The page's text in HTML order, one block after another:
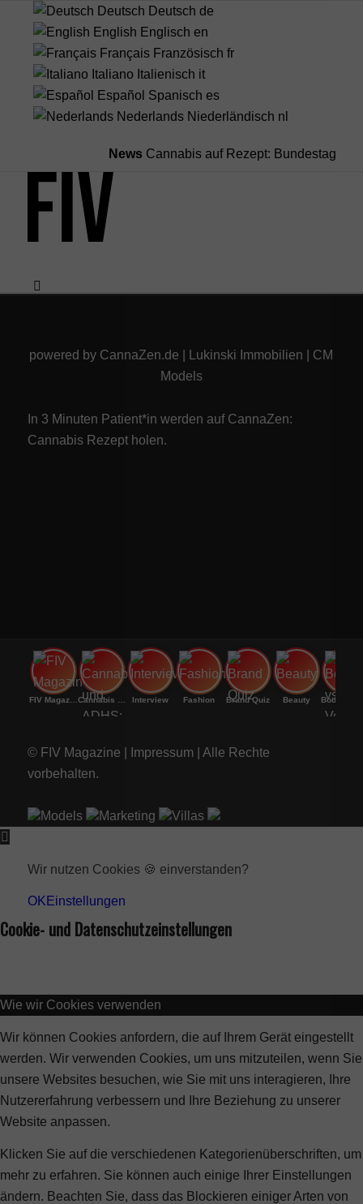
Deutsch Deutsch de
English Englisch en
Français Französisch fr
Italiano Italienisch it
Español Spanisch es
Nederlands Niederländisch nl
News Cannabis auf Rezept: Bundestag
powered by CannaZen.de Lukinski Immobilien
CM
Models
In 3 Minuten Patient*in werden auf CannaZen:
Cannabis Rezeptholen.
FIV Magazine Interview Fashion Brand Quiz Beauty
© FIV Magazine | Impressum | Alle Rechte
vorbehalten.
Models Marketing Villas
Wir nutzen Cookies 🍪 einverstanden?
OK Einstellungen
Cookie- und Datenschutzeinstellungen
Wie wir Cookies verwenden
Wir können Cookies anfordern, die auf Ihrem Gerät eingestellt
werden. Wir verwenden Cookies, um uns mitzuteilen, wenn Sie
unsere Websites besuchen, wie Sie mit uns interagieren, Ihre
Nutzererfahrung verbessern und Ihre Beziehung zu unserer
Website anpassen.
Klicken Sie auf die verschiedenen Kategorienüberschriften, um
mehr zu erfahren. Sie können auch einige Ihrer Einstellungen
ändern. Beachten Sie, dass das Blockieren einiger Arten von